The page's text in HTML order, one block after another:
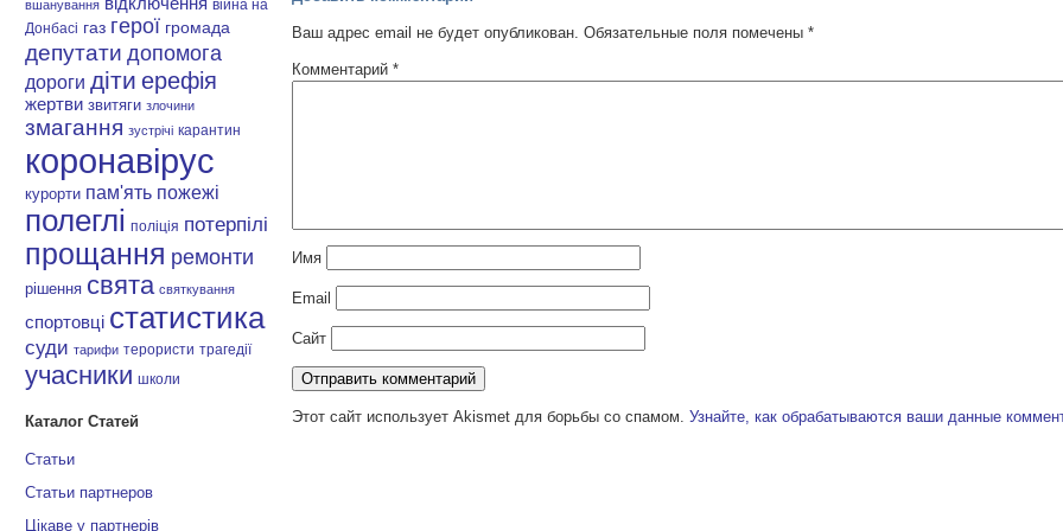
вшанування
війна на
Донбасі газ герої громада
депутати допомога
дороги діти ерефія
жертви звитяги злочини
змагання зустрічі карантин
коронавірус
курорти пам'ять пожежі
полеглі поліція потерпілі
прощання ремонти
рішення свята святкування
спортовці статистика
суди тарифи терористи трагедії
учасники школи
Каталог Статей
Статьи
Статьи партнеров
Цікаве у партнерів
Ваш адрес email не будет опубликован. Обязательные поля помечены*
Комментарий*
Имя
Email
Сайт
Этот сайт использует Akismet для борьбы со спамом.Узнайте, как обрабатываются ваши данные